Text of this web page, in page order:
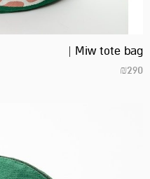
Miw tote bag |
₪290